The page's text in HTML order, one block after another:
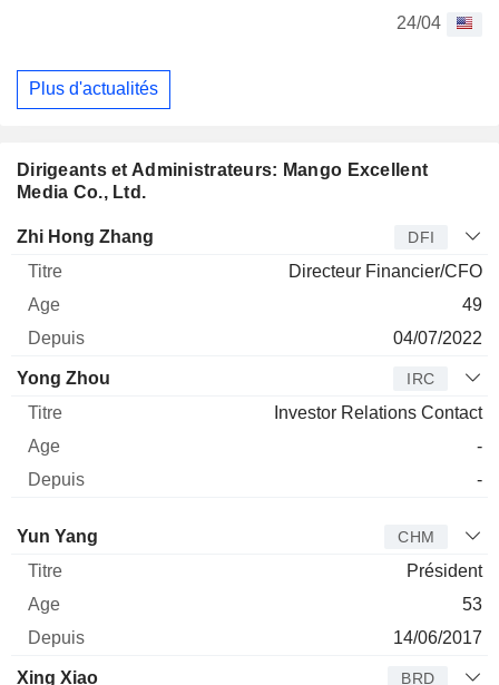
24/04
Plus d'actualités
Dirigeants et Administrateurs: Mango Excellent
Media Co., Ltd.
Dirigeant Titre Age
Zhi Hong Zhang DFI
Directeur Financier/CFO
49
04/07/2022
Yong Zhou IRC
Investor Relations Contact
-
-
Administrateur
Yun Yang CHM
Président
53
14/06/2017
Xing Xiao BRD